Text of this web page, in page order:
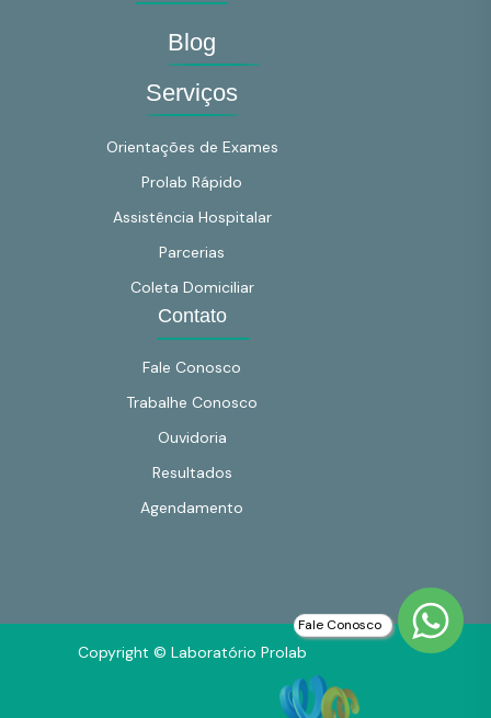
Blog
Serviços
Orientações de Exames
Prolab Rápido
Assistência Hospitalar
Parcerias
Coleta Domiciliar
Contato
Fale Conosco
Trabalhe Conosco
Ouvidoria
Resultados
Agendamento
Copyright © Laboratório Prolab
Fale Conosco